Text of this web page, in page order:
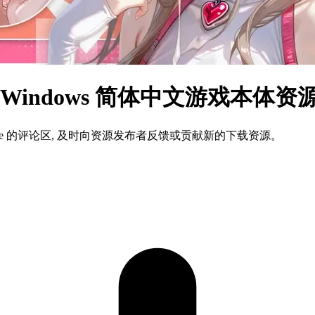
简体中文游戏本体资
评论区, 及时向资源发布者反馈或贡献新的下载资源。